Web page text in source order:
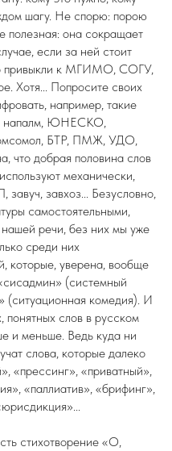
шагу. Не спорю: порою
полезная: она сокращает
если за ней стоит
привыкли к МГИМО, СОГУ,
Хотя... Попросите своих
например, такие
напалм, ЮНЕСКО,
БТР, ПМЖ, УДО,
добрая половина слов
механически,
завхоз... Безусловно,
самостоятельными,
речи, без них мы уже
среди них
которые, уверена, вообще
(системный
(ситуационная комедия). И
понятных слов в русском
и меньше. Ведь куда ни
слова, которые далеко
«прессинг», «приватный»,
«паллиатив», «брифинг»,
стихотворение «О,